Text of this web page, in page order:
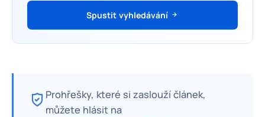
Spustit vyhledávání
Prohřešky, které si zaslouží článek,
můžete hlásit na